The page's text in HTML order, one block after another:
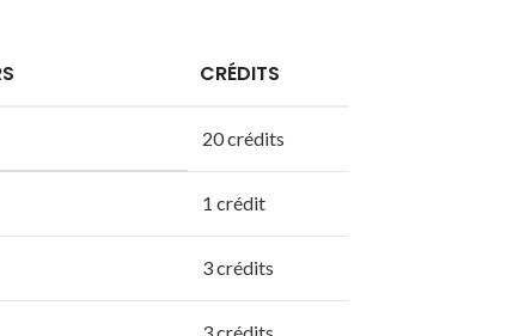
CRÉDITS
20 crédits
1 crédit
3 crédits